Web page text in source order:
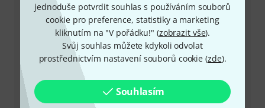
jednoduše potvrdit souhlas s používáním souborů
cookie pro preference, statistiky a marketing
kliknutím na "V pořádku!" (zobrazit vše).
Svůj souhlas můžete kdykoli odvolat
prostřednictvím nastavení souborů cookie (zde).
Souhlasím
Recenze